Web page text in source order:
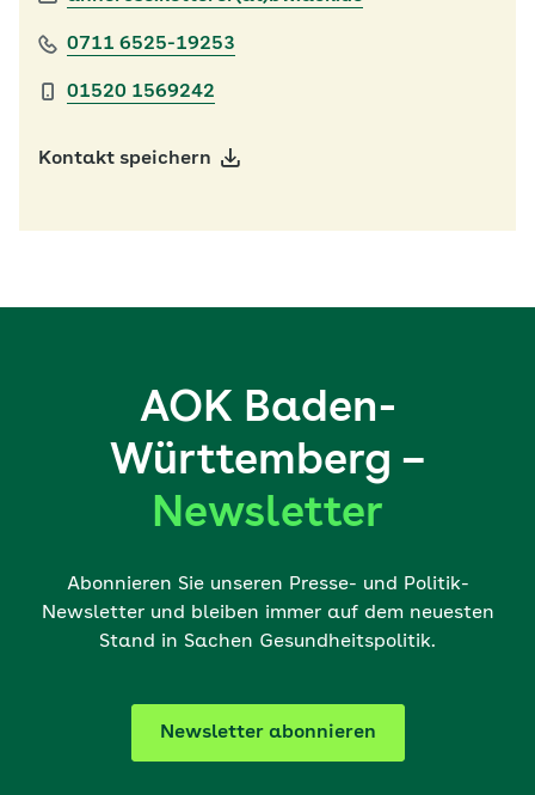
0711 6525-19253
01520 1569242
Kontakt speichern
AOK Baden-
Württemberg –
Newsletter
Abonnieren Sie unseren Presse- und Politik-
Newsletter und bleiben immer auf dem neuesten
Stand in Sachen Gesundheitspolitik.
Newsletter abonnieren